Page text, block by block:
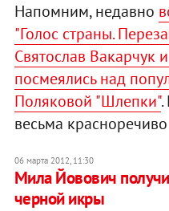
Напомним, недавно
"Голос страны.
Святослав Вакарчук
посмеялись над
Поляковой "Шлепки".
весьма
06 марта 2012, 11:30
Мила Йовович
черной икры